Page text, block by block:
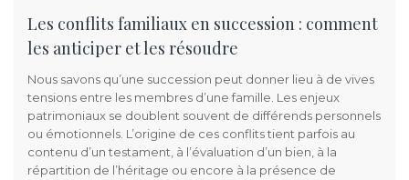
Les conflits familiaux en succession : comment
les anticiper et les résoudre
Nous savons qu’une succession peut donner lieu à de vives
tensions entre les membres d’une famille. Les enjeux
patrimoniaux se doublent souvent de différends personnels
ou émotionnels. L’origine de ces conflits tient parfois au
contenu d’un testament, à l’évaluation d’un bien, à la
répartition de l’héritage ou encore à la présence de